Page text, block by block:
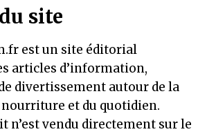
site
est un site éditorial
articles d’information,
divertissement autour de la
nourriture et du quotidien.
n’est vendu directement sur le